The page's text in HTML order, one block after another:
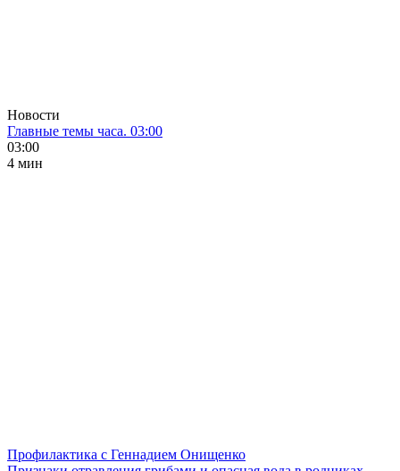
Новости
Главные темы часа. 03:00
03:00
4 мин
Профилактика с Геннадием Онищенко